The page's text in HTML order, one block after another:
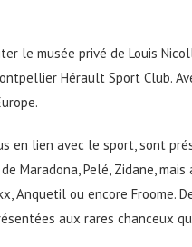
le musée privé de Louis
Hérault Sport Club.
en lien avec le sport, sont
Maradona, Pelé, Zidane,
Anquetil ou encore Froome.
aux rares chanceux